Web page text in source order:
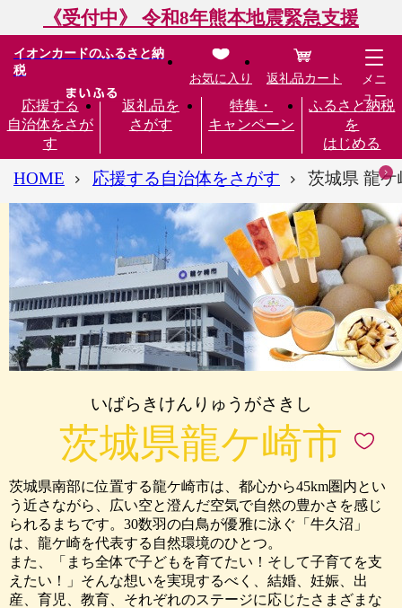
《受付中》 令和8年熊本地震緊急支援
イオンカードのふるさと納
税
応援する
自治体をさが
す
返礼品を
さがす
特集・
キャンペーン
ふるさと納税
を
はじめる
お気に入り 返礼品カート
メニ
ュー
HOME 応援する自治体をさがす 茨城県 龍ケ
いばらきけんりゅうがさきし
茨城県龍ケ崎市
茨城県南部に位置する龍ケ崎市は、都心から45km圏内とい
う近さながら、広い空と澄んだ空気で自然の豊かさを感じ
られるまちです。30数羽の白鳥が優雅に泳ぐ「牛久沼」
は、龍ケ崎を代表する自然環境のひとつ。
また、「まち全体で子どもを育てたい！そして子育てを支
えたい！」そんな想いを実現するべく、結婚、妊娠、出
産、育児、教育、それぞれのステージに応じたさまざまな